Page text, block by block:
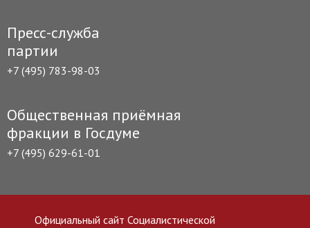
Пресс-служба
партии
+7 (495) 783-98-03
Общественная приёмная
фракции в Госдуме
+7 (495) 629-61-01
Официальный сайт Социалистической